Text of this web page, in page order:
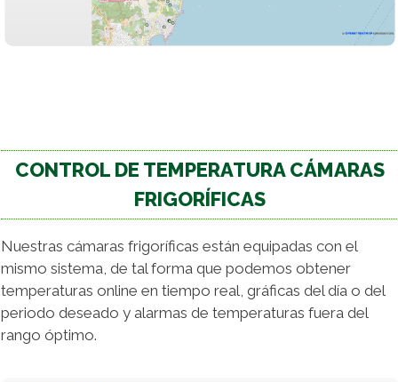
CONTROL DE TEMPERATURA CÁMARAS
FRIGORÍFICAS
Nuestras cámaras frigoríficas están equipadas con el
mismo sistema, de tal forma que podemos obtener
temperaturas online en tiempo real, gráficas del día o del
periodo deseado y alarmas de temperaturas fuera del
rango óptimo.